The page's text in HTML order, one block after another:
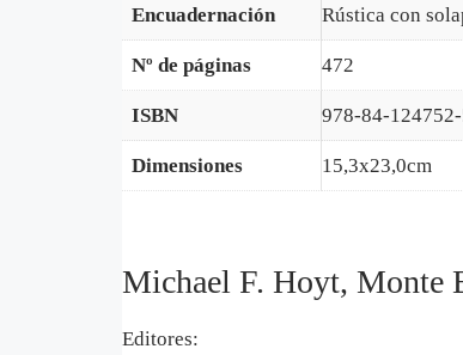
Encuadernación Rústica con
Nº de páginas 472
ISBN 978-84-
Dimensiones 15,3x23,0cm
Michael F. Hoyt, Monte
Editores: